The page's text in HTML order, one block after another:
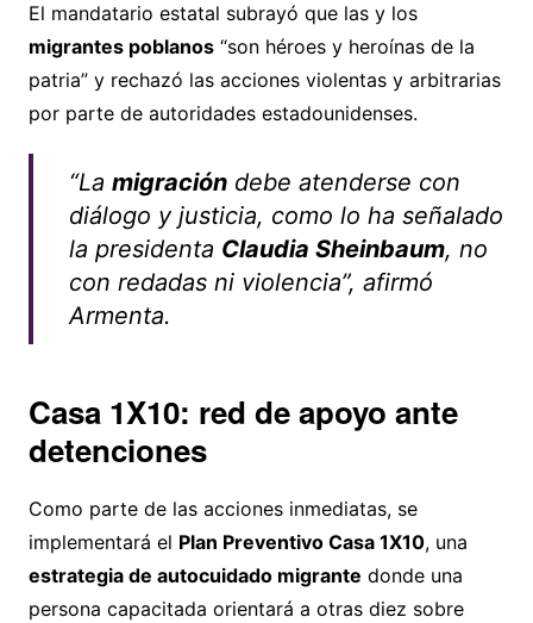
El mandatario estatal subrayó que las y los
migrantes poblanos“son héroes y heroínas de la
patria” y rechazó las acciones violentas y arbitrarias
por parte de autoridades estadounidenses.
“La migracióndebe atenderse con
diálogo y justicia, como lo ha señalado
la presidenta Claudia Sheinbaum, no
con redadas ni violencia”, afirmó
Armenta.
Casa 1X10: red de apoyo ante
detenciones
Como parte de las acciones inmediatas, se
implementará el Plan Preventivo Casa 1X10, una
estrategia de autocuidado migrante donde una
persona capacitada orientará a otras diez sobre